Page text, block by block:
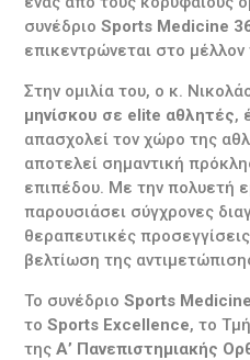
συνέδριοSports Medicine
επικεντρώνεται στο μέλλον
Στην ομιλία του, ο κ.
μηνίσκου σε elite αθλητές,
απασχολεί τον χώρο της
αποτελεί σημαντική
επιπέδου. Με την πολυετή
παρουσιάσει σύγχρονες
θεραπευτικές
βελτίωση της
Το συνέδριοSports
τοSports Excellence, το
τηςΑ’ Πανεπιστημιακής